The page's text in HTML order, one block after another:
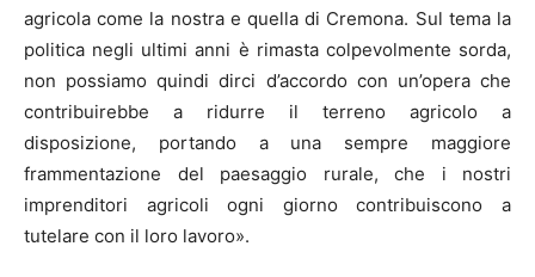
agricola come la nostra e quella di Cremona. Sul tema la
politica negli ultimi anni è rimasta colpevolmente sorda,
non possiamo quindi dirci d’accordo con un’opera che
contribuirebbe a ridurre il terreno agricolo a
disposizione, portando a una sempre maggiore
frammentazione del paesaggio rurale, che i nostri
imprenditori agricoli ogni giorno contribuiscono a
tutelare con il loro lavoro».